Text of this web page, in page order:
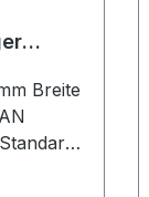
Breite